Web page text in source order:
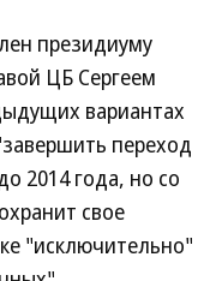
президиуму
ЦБ Сергеем
вариантах
переход
2014 года, но со
свое
"исключительно"